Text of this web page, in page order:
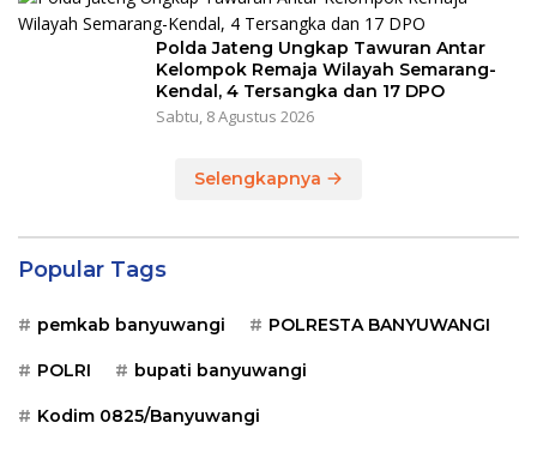
Polda Jateng Ungkap Tawuran Antar
Kelompok Remaja Wilayah Semarang-
Kendal, 4 Tersangka dan 17 DPO
Sabtu, 8 Agustus 2026
Selengkapnya
Popular Tags
pemkab banyuwangi POLRESTA BANYUWANGI
POLRI bupati banyuwangi
Kodim 0825/Banyuwangi